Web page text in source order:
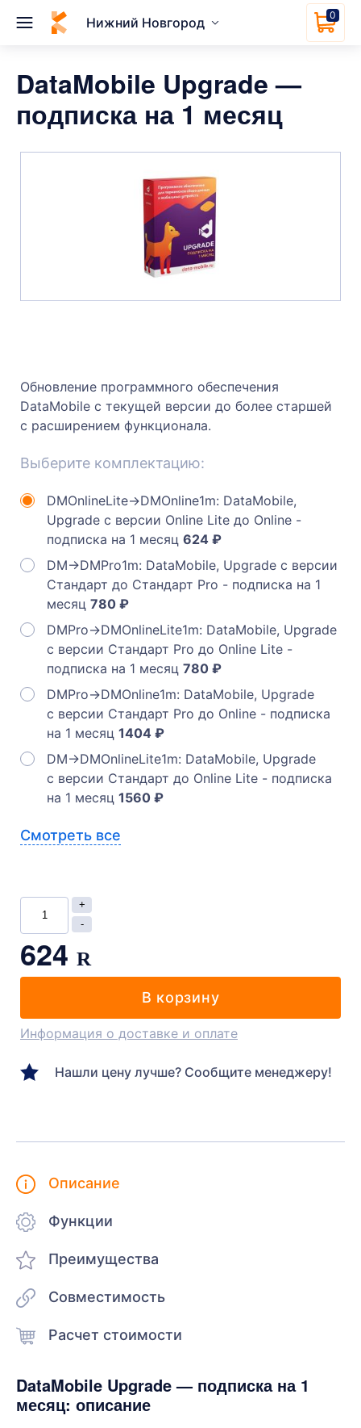
Нижний Новгород 0
DataMobile Upgrade —
подписка на 1 месяц
Обновление программного обеспечения
DataMobile с текущей версии до более старшей
с расширением функционала.
Выберите комплектацию:
DMOnlineLite->DMOnline1m: DataMobile,
Upgrade с версии Online Lite до Online -
подписка на 1 месяц 624 ₽
DM->DMPro1m: DataMobile, Upgrade с версии
Стандарт до Стандарт Pro - подписка на 1
месяц 780 ₽
DMPro->DMOnlineLite1m: DataMobile, Upgrade
с версии Стандарт Pro до Online Lite -
подписка на 1 месяц 780 ₽
DMPro->DMOnline1m: DataMobile, Upgrade
с версии Стандарт Pro до Online - подписка
на 1 месяц 1404 ₽
DM->DMOnlineLite1m: DataMobile, Upgrade
с версии Стандарт до Online Lite - подписка
на 1 месяц 1560 ₽
Смотреть все
624 R
В корзину
Информация о доставке и оплате
Нашли цену лучше? Сообщите менеджеру!
Описание
Функции
Преимущества
Совместимость
Расчет стоимости
DataMobile Upgrade — подписка на 1
месяц: описание